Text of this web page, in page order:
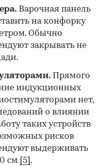
Варочная панель
на конфорку
Обычно
закрывать не
Прямого
индукционных
нет,
о влиянии
таких устройств
рисков
выдерживать
см [5] .